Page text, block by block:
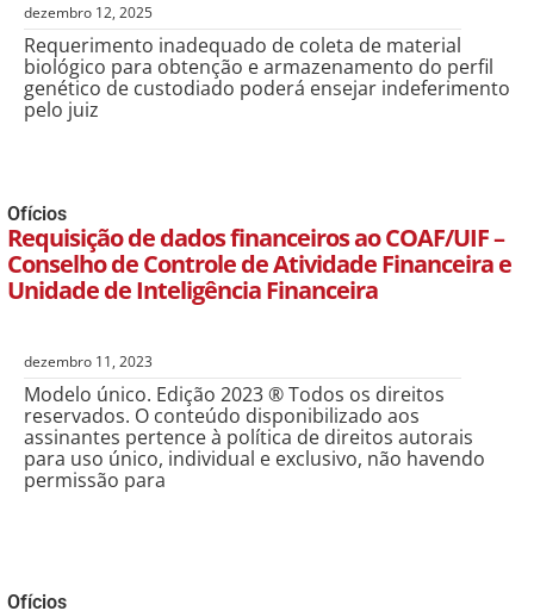
dezembro 12, 2025
Requerimento inadequado de coleta de material
biológico para obtenção e armazenamento do perfil
genético de custodiado poderá ensejar indeferimento
pelo juiz
Ofícios
Requisição de dados financeiros ao COAF/UIF –
Conselho de Controle de Atividade Financeira e
Unidade de Inteligência Financeira
dezembro 11, 2023
Modelo único. Edição 2023 ® Todos os direitos
reservados. O conteúdo disponibilizado aos
assinantes pertence à política de direitos autorais
para uso único, individual e exclusivo, não havendo
permissão para
Ofícios